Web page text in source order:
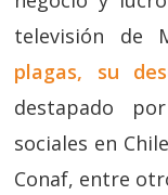
televisión de
plagas, su
destapado
sociales en
Conaf, entre